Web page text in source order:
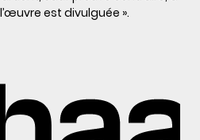
est divulguée ».